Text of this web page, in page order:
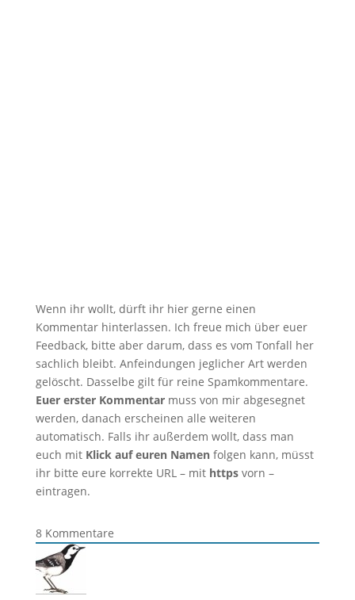
Wenn ihr wollt, dürft ihr hier gerne einen
Kommentar hinterlassen. Ich freue mich über euer
Feedback, bitte aber darum, dass es vom Tonfall her
sachlich bleibt. Anfeindungen jeglicher Art werden
gelöscht. Dasselbe gilt für reine Spamkommentare.
Euer erster Kommentarmuss von mir abgesegnet
werden, danach erscheinen alle weiteren
automatisch. Falls ihr außerdem wollt, dass man
euch mit Klick auf euren Namenfolgen kann, müsst
ihr bitte eure korrekte URL – mit httpsvorn –
eintragen.
8Kommentare